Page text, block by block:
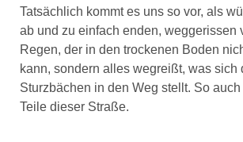
Tatsächlich kommt es uns so vor, als
ab und zu einfach enden, weggerissen
Regen, der in den trockenen Boden
kann, sondern alles wegreißt, was sich
Sturzbächen in den Weg stellt. So
Teile dieser Straße.